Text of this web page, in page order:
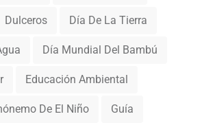
Dulceros Día De La Tierra
Día Mundial Del Bambú
Educación Ambiental
De El Niño Guía